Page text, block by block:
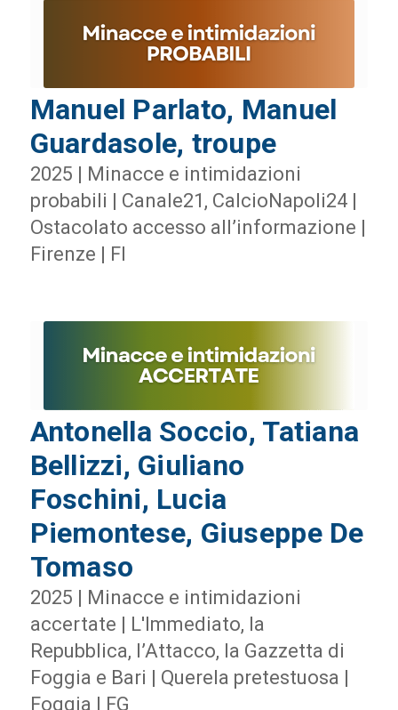
Manuel Parlato, Manuel
Guardasole, troupe
2025 | Minacce e intimidazioni
probabili | Canale21, CalcioNapoli24 |
Ostacolato accesso all’informazione |
Firenze | FI
Antonella Soccio, Tatiana
Bellizzi, Giuliano
Foschini, Lucia
Piemontese, Giuseppe De
Tomaso
2025 | Minacce e intimidazioni
accertate | L'Immediato, la
Repubblica, l’Attacco, la Gazzetta di
Foggia e Bari | Querela pretestuosa |
Foggia | FG